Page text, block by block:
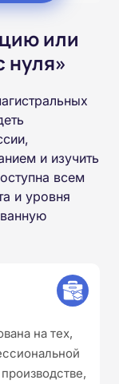
или
нуля»
и изучить
всем
и уровня
на тех,